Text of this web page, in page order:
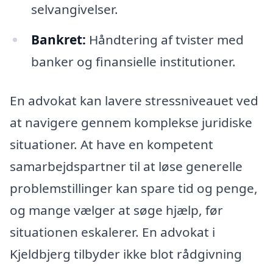
selvangivelser.
Bankret: Håndtering af tvister med
banker og finansielle institutioner.
En advokat kan lavere stressniveauet ved
at navigere gennem komplekse juridiske
situationer. At have en kompetent
samarbejdspartner til at løse generelle
problemstillinger kan spare tid og penge,
og mange vælger at søge hjælp, før
situationen eskalerer. En advokat i
Kjeldbjerg tilbyder ikke blot rådgivning